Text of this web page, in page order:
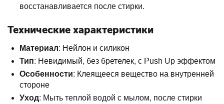
восстанавливается после стирки.
Технические характеристики
Материал: Нейлон и силикон
Тип: Невидимый, без бретелек, с Push Up эффектом
Особенности: Клеящееся вещество на внутренней
стороне
Уход: Мыть теплой водой с мылом, после стирки